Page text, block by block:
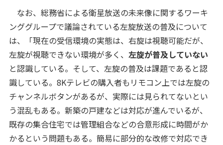
なお、総務省による衛星放送の未来像に関するワーキ
ンググループで議論されている左旋放送の普及について
は、「現在の受信環境の実態は、右旋は視聴可能だが、
左旋が視聴できない環境が多く、 左旋が普及していない
と認識している。そして、左旋の普及は課題であると認
識している。8Kテレビの購入者もリモコン上では左旋の
チャンネルボタンがあるが、実際には見られてないとい
う混乱もある。新築の戸建などは対応が進んでいるが、
既存の集合住宅では管理組合などの合意形成に時間がか
かるという問題もある。簡易に部分的な改修で対応でき